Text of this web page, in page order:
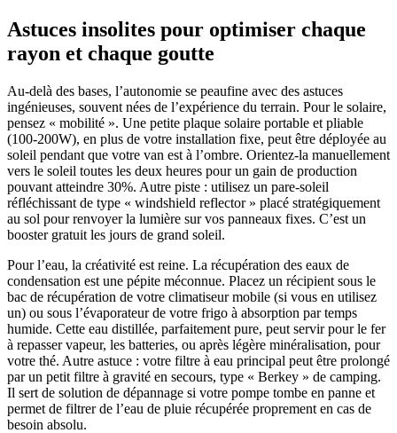
Astuces insolites pour optimiser chaque
rayon et chaque goutte
Au-delà des bases, l’autonomie se peaufine avec des astuces
ingénieuses, souvent nées de l’expérience du terrain. Pour le solaire,
pensez « mobilité ». Une petite plaque solaire portable et pliable
(100-200W), en plus de votre installation fixe, peut être déployée au
soleil pendant que votre van est à l’ombre. Orientez-la manuellement
vers le soleil toutes les deux heures pour un gain de production
pouvant atteindre 30%. Autre piste : utilisez un pare-soleil
réfléchissant de type « windshield reflector » placé stratégiquement
au sol pour renvoyer la lumière sur vos panneaux fixes. C’est un
booster gratuit les jours de grand soleil.
Pour l’eau, la créativité est reine. La récupération des eaux de
condensation est une pépite méconnue. Placez un récipient sous le
bac de récupération de votre climatiseur mobile (si vous en utilisez
un) ou sous l’évaporateur de votre frigo à absorption par temps
humide. Cette eau distillée, parfaitement pure, peut servir pour le fer
à repasser vapeur, les batteries, ou après légère minéralisation, pour
votre thé. Autre astuce : votre filtre à eau principal peut être prolongé
par un petit filtre à gravité en secours, type « Berkey » de camping.
Il sert de solution de dépannage si votre pompe tombe en panne et
permet de filtrer de l’eau de pluie récupérée proprement en cas de
besoin absolu.